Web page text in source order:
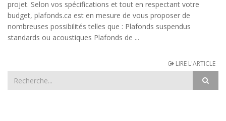
projet. Selon vos spécifications et tout en respectant votre
budget, plafonds.ca est en mesure de vous proposer de
nombreuses possibilités telles que : Plafonds suspendus
standards ou acoustiques Plafonds de ...
LIRE L'ARTICLE